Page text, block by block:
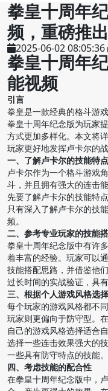
拳皇十周年
频，重磅推
2025-06-02 08:05:36
拳皇十周年
能视频
引言
拳皇是一款经典的格斗游
拳皇十周年纪念版为玩家
方式更加多样化。本文将
玩家更好地发挥卢卡尔的战
一、了解卢卡尔的技能特点
卢卡尔作为一个格斗游戏
斗，并且拥有强大的连击
先要了解卢卡尔的技能特
只有深入了解卢卡尔的技
频。
二、参考专业玩家的技能
拳皇十周年纪念版中有许
着丰富的经验。玩家可以
技能搭配思路，并借鉴他
过长时间的实战验证，具
三、根据个人游戏风格选
每个玩家的游戏风格都不
玩家则更偏向于防守型。
自己的游戏风格选择适合
选择一些连击效果强大的
一些具有防守特点的技能。
四、考虑技能的配合性
在拳皇十周年纪念版中，